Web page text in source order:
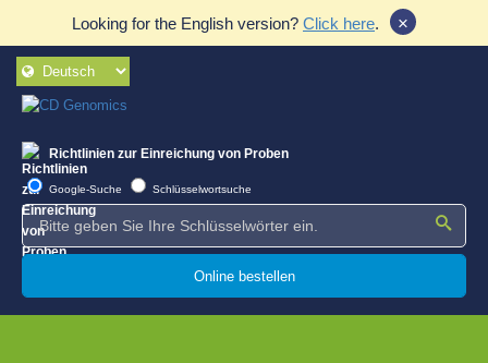
Looking for the English version? Click here. ×
Richtlinien zur Einreichung von Proben
Google-Suche Schlüsselwortsuche
Online bestellen